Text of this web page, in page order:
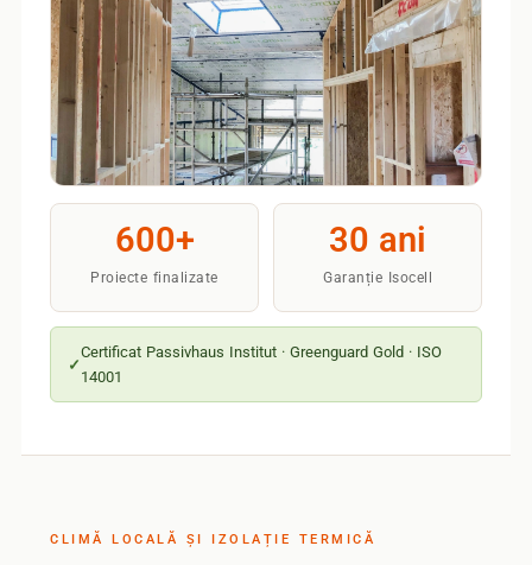
600+
Proiecte finalizate
30 ani
Garanție Isocell
Certificat Passivhaus Institut · Greenguard Gold · ISO
14001
CLIMĂ LOCALĂ ȘI IZOLAȚIE TERMICĂ